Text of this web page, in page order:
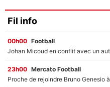
Fil info
00h00 Football
23h00 Mercato Football